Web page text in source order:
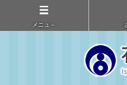
メニュ－